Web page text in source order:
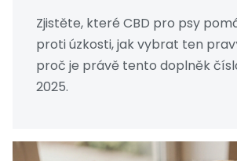
Zjistěte, které CBD pro psy
proti úzkosti, jak vybrat ten
proč je právě tento doplněk
2025.